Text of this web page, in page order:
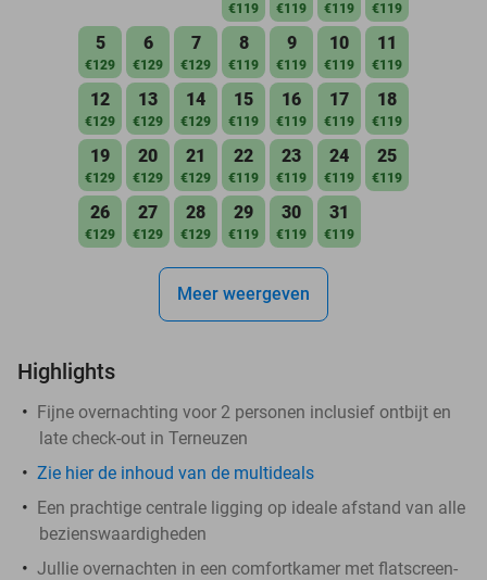
€119 €119 €119 €119
5
€129
6
€129
7
€129
8
€119
9
€119
10
€119
11
€119
12
€129
13
€129
14
€129
15
€119
16
€119
17
€119
18
€119
19
€129
20
€129
21
€129
22
€119
23
€119
24
€119
25
€119
26
€129
27
€129
28
€129
29
€119
30
€119
31
€119
Meer weergeven
Highlights
Fijne overnachting voor 2 personen inclusief ontbijt en
late check-out in Terneuzen
Zie hier de inhoud van de multideals
Een prachtige centrale ligging op ideale afstand van alle
bezienswaardigheden
Jullie overnachten in een comfortkamer met flatscreen-